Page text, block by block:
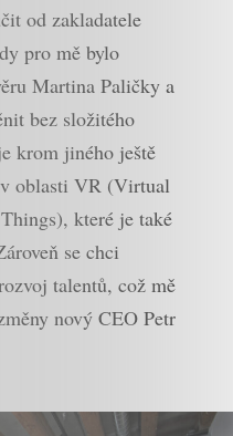
od zakladatele
pro mě bylo
Martina Paličky a
bez složitého
krom jiného ještě
oblasti VR (Virtual
které je také
se chci
talentů, což mě
nový CEO Petr